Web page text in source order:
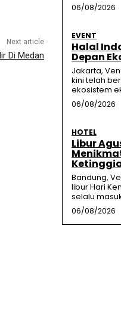
Next article
Di Medan
06/08/2026
EVENT
Halal
Depan
Jakarta,
kini telah
ekosistem
06/08/2026
HOTEL
Libur
Bandung,
libur Hari
selalu
06/08/2026